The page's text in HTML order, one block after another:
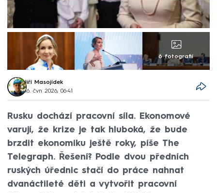
6 fotografií
Jiří Masojídek
16. čvn 2026, 06:41
Rusku dochází pracovní síla. Ekonomové
varují, že krize je tak hluboká, že bude
brzdit ekonomiku ještě roky, píše The
Telegraph. Řešení? Podle dvou předních
ruských úřednic stačí do práce nahnat
dvanáctileté děti a vytvořit pracovní